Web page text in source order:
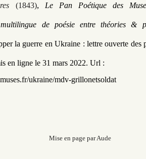
(1843), Le Pan Poétique des
de poésie entre théories &
la guerre en Ukraine : lettre ouverte des
en ligne le 31 mars 2022. Url :
ukraine/mdv-grillonetsoldat
Mise en page par Aude